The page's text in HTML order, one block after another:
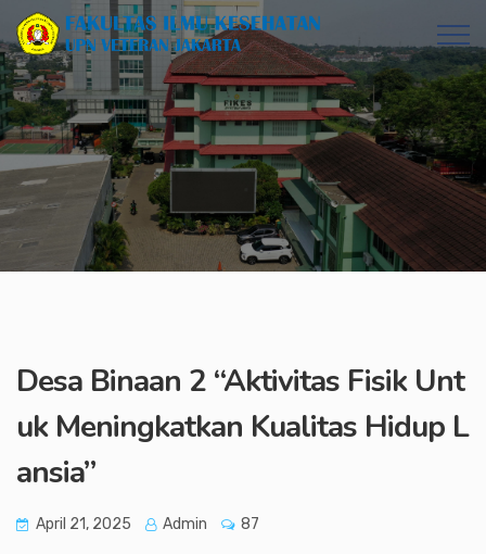
Desa Binaan 2 “Aktivitas Fisik Unt
uk Meningkatkan Kualitas Hidup L
ansia”
April 21, 2025 Admin 87